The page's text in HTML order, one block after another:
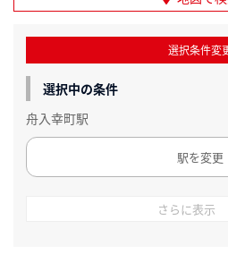
選択条件変
選択中の条件
舟入幸町駅
駅を変更
さらに表示